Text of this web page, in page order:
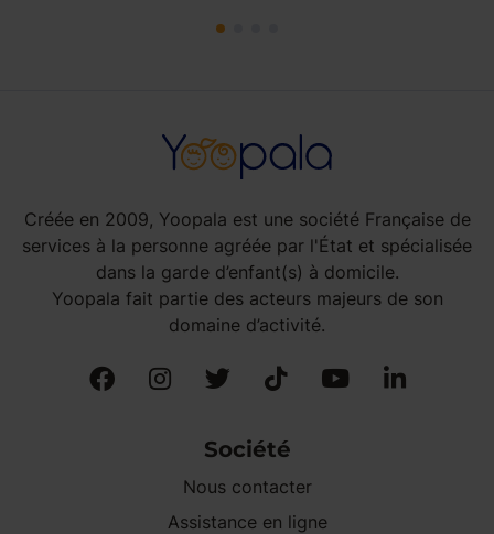
Créée en 2009, Yoopala est une société Française de
services à la personne agréée par l'État et spécialisée
dans la garde d’enfant(s) à domicile.
Yoopala fait partie des acteurs majeurs de son
domaine d’activité.
Société
Nous contacter
Assistance en ligne